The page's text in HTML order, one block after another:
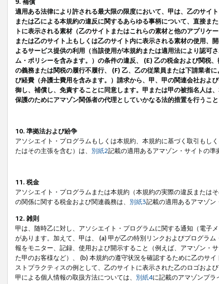
9. 補償
適用ある法律により許される最大限の限度において、甲は、乙のサイ
または乙による本規約の違反に関するあらゆる事柄について、直接ま
トに表示される素材（乙のサイトまたはこれらの素材と他のアプリ
または乙のサイト上もしくは乙のサイト内に表示される素材の使用、
よるサービス提供の利用（当該使用が本規約または適用法により認可
ム・ポリシーを含みます。）の条件の違反、 (E) 乙の税金および関税
の義務または関税の履行不履行、 (F) 乙、乙の従業員または下請業者
び経費（弁護士費用を含みます。）請求から、甲、甲の関連会社およ
御し、補償し、免責することに同意します。甲または甲の被指名人は
保護のためにアマゾン関係者の代理としていかなる法的措置を行うこ
10. 準拠法および紛争
アソシエイト・プログラムもしくは本規約、本規約に基づく取引もし
たはその主張を含む）は、 別紙2記載の適用あるアマゾン・サイトの
11. 税金
アソシエイト・プログラムまたは本規約（本規約の実際の違反または
の関係に関する税金および関連義務は、 別紙3記載の適用あるアマゾン
12. 雑則
甲は、随時乙に対し、アソシエイト・プログラムに関する通知（電子
があります。加えて、甲は、 (a) 甲が乙の特別リンクおよびプログラ
報をモニター、記録、使用および開示すること（例えば、アマゾン・
た甲のお客様など）、 (b) 本規約の遵守状況を確認するために乙のサ
ストプラクティスの例として、乙のサイトに表示された乙のロゴおよ
甲による個人情報の取扱方法については、 別紙4に記載のアマゾンプ